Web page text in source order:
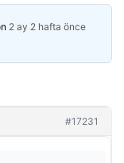
2 ay 2 hafta önce
#17231